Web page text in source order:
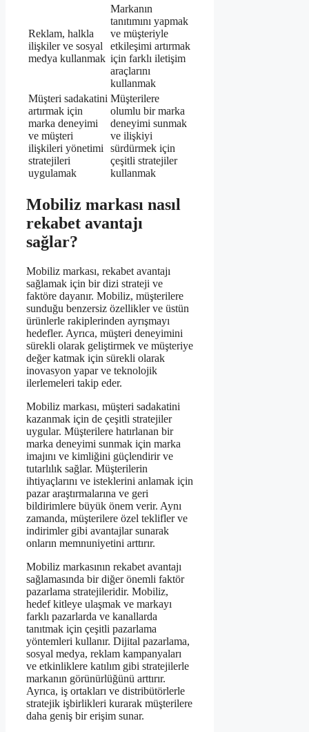
Reklam, halkla
ilişkiler ve sosyal
medya kullanmak
Markanın
tanıtımını yapmak
ve müşteriyle
etkileşimi artırmak
için farklı iletişim
araçlarını
kullanmak
Müşteri sadakatini
artırmak için
marka deneyimi
ve müşteri
ilişkileri yönetimi
stratejileri
uygulamak
Müşterilere
olumlu bir marka
deneyimi sunmak
ve ilişkiyi
sürdürmek için
çeşitli stratejiler
kullanmak
Mobiliz markası nasıl
rekabet avantajı
sağlar?
Mobiliz markası, rekabet avantajı
sağlamak için bir dizi strateji ve
faktöre dayanır. Mobiliz, müşterilere
sunduğu benzersiz özellikler ve üstün
ürünlerle rakiplerinden ayrışmayı
hedefler. Ayrıca, müşteri deneyimini
sürekli olarak geliştirmek ve müşteriye
değer katmak için sürekli olarak
inovasyon yapar ve teknolojik
ilerlemeleri takip eder.
Mobiliz markası, müşteri sadakatini
kazanmak için de çeşitli stratejiler
uygular. Müşterilere hatırlanan bir
marka deneyimi sunmak için marka
imajını ve kimliğini güçlendirir ve
tutarlılık sağlar. Müşterilerin
ihtiyaçlarını ve isteklerini anlamak için
pazar araştırmalarına ve geri
bildirimlere büyük önem verir. Aynı
zamanda, müşterilere özel teklifler ve
indirimler gibi avantajlar sunarak
onların memnuniyetini arttırır.
Mobiliz markasının rekabet avantajı
sağlamasında bir diğer önemli faktör
pazarlama stratejileridir. Mobiliz,
hedef kitleye ulaşmak ve markayı
farklı pazarlarda ve kanallarda
tanıtmak için çeşitli pazarlama
yöntemleri kullanır. Dijital pazarlama,
sosyal medya, reklam kampanyaları
ve etkinliklere katılım gibi stratejilerle
markanın görünürlüğünü arttırır.
Ayrıca, iş ortakları ve distribütörlerle
stratejik işbirlikleri kurarak müşterilere
daha geniş bir erişim sunar.